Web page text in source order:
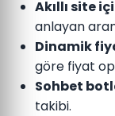
Akıllı site
anlayan
Dinamik
göre fiyat
Sohbet
takibi.